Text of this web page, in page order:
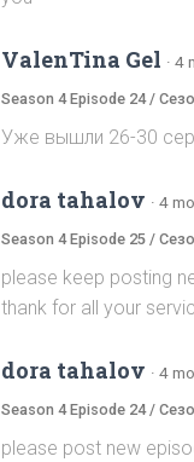
ValenTina Gel · 4
Season 4 Episode 24 /
Уже вышли 26-30
dora tahalov · 4
Season 4 Episode 25 /
please keep posting
thank for all your
dora tahalov · 4
Season 4 Episode 24 /
please post new